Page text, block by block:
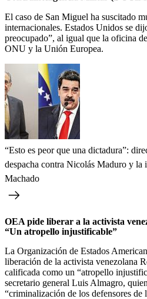
El caso de San Miguel ha suscitado
internacionales. Estados Unidos se
preocupado”, al igual que la oficina
ONU y la Unión Europea.
“Esto es peor que una dictadura”:
despacha contra Nicolás Maduro y
Machado
OEA pide liberar a la activista
“Un atropello injustificable”
La Organización de Estados
liberación de la activista venezolana
calificada como un “atropello
secretario general Luis Almagro,
“criminalización de los defensores de